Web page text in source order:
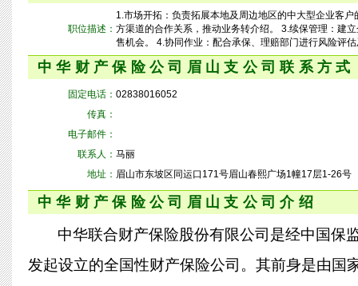
职位描述：
1.市场开拓：负责拓展本地及周边地区的中大型企业客
方渠道的合作关系，推动业务转介绍。 3.续保管理：建
售机会。 4.协同作业：配合承保、理赔部门进行风险评
中华财产保险公司眉山支公司联系方式
固定电话： 02838016052
传真：
电子邮件：
联系人： 马丽
地址： 眉山市东坡区同运口171号眉山春熙广场1幢17层1-26号
中华财产保险公司眉山支公司介绍
中华联合财产保险股份有限公司是经中国保
发起设立的全国性财产保险公司。其前身是由国